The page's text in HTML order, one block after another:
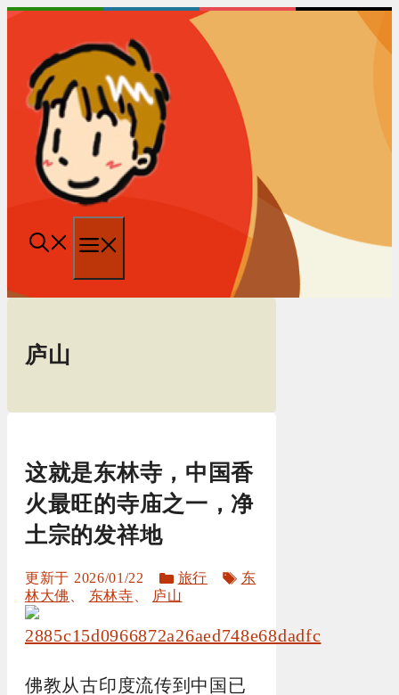
跳
单
庐山
这就是东林寺，中国香
火最旺的寺庙之一，净
土宗的发祥地
2026/01/22
分
类
旅行
标
东
林大佛
东林寺 庐山
佛教从古印度流传到中国已